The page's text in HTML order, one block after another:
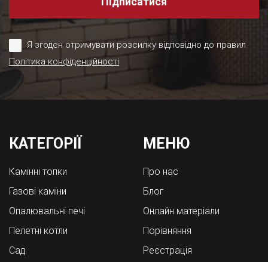
Я згоден отримувати розсилку відповідно до правил
Політика конфіденційності
КАТЕГОРІЇ
Камінні топки
Газові каміни
Опалювальні печі
Пелетні котли
Cад
МЕНЮ
Про нас
Блог
Онлайн матеріали
Порівняння
Реєстрація